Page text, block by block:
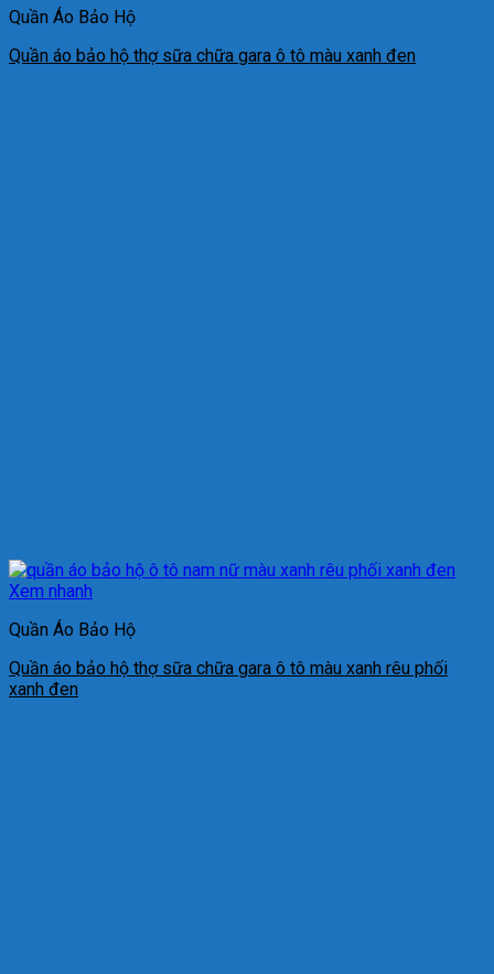
Quần Áo Bảo Hộ
Quần áo bảo hộ thợ sữa chữa gara ô tô màu xanh đen
Xem nhanh
Quần Áo Bảo Hộ
Quần áo bảo hộ thợ sữa chữa gara ô tô màu xanh rêu phối
xanh đen